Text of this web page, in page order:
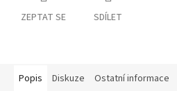
ZEPTAT SE SDÍLET
Popis Diskuze Ostatní informace